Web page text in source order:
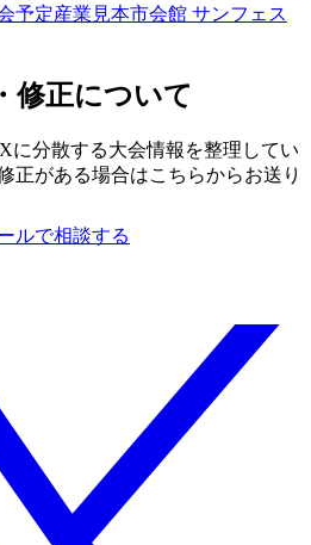
予定産業見本市会館 サンフェス
修正について
に分散する大会情報を整理してい
正がある場合はこちらからお送り
ルで相談する